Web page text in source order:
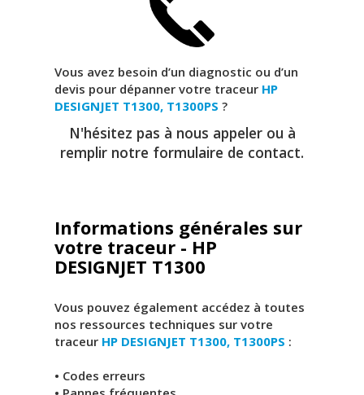
Vous avez besoin d’un diagnostic ou d’un
devis pour dépanner votre traceur HP
DESIGNJET T1300, T1300PS ?
N'hésitez pas à nous appeler ou à
remplir notre formulaire de contact.
Informations générales sur
votre traceur - HP
DESIGNJET T1300
Vous pouvez également accédez à toutes
nos ressources techniques sur votre
traceur HP DESIGNJET T1300, T1300PS :
• Codes erreurs